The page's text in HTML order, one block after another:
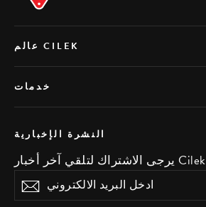
عالم CILEK
خدمات
النشرة الإخبارية
يرجى الاشتراك لتلقي آخر أخبار Cilek
ادخل
البريد
اشتراك